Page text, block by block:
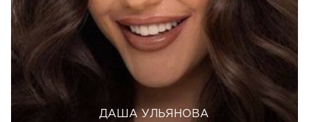
ДАША УЛЬЯНОВА